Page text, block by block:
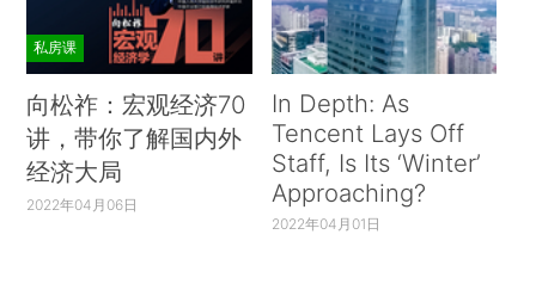
私房课
向松祚：宏观经济70
讲，带你了解国内外
经济大局
2022年04月06日
In Depth: As
Tencent Lays Off
Staff, Is Its ‘Winter’
Approaching?
2022年04月01日